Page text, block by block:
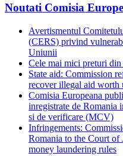
Noutati Comisia
Avertismentul
(CERS) privind
Uniunii
Cele mai mici preturi
State aid: Commission
recover illegal aid worth
Comisia Europeana
inregistrate de Romania
si de verificare (MCV)
Infringements:
Romania to the Court of
money laundering rules